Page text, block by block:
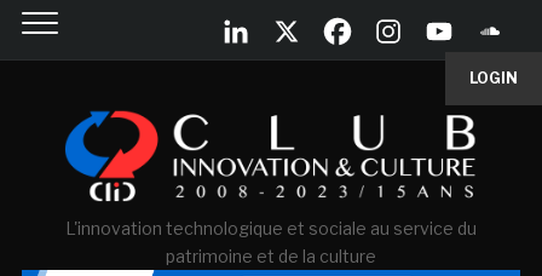
LOGIN
L'innovation technologique et sociale au service du
patrimoine et de la culture